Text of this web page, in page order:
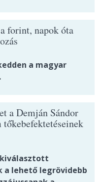
forint, napok óta
a magyar
a Demján Sándor
kiválasztott
a lehető legrövidebb